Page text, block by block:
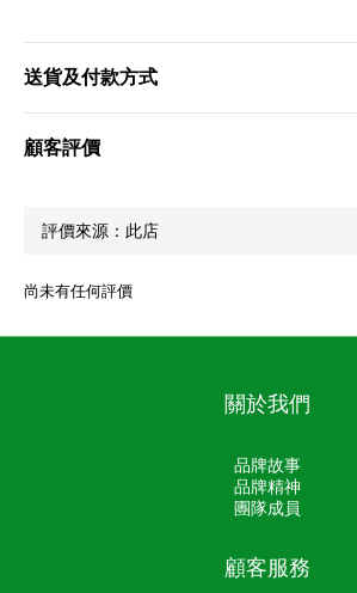
送貨及付款方式
顧客評價
尚未有任何評價
關於我們
品牌故事
品牌精神
團隊成員
顧客服務